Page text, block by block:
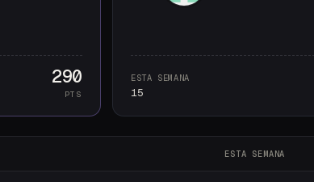
290
PTS
ESTA SEMANA
15
ESTA SEMANA